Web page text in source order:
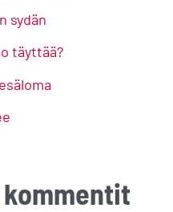
sydän
täyttää?